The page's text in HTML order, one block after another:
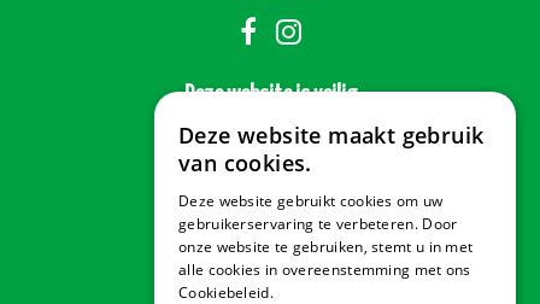
Deze website is veilig
Veilig betalen
Deze website maakt gebruik
van cookies.
Deze website gebruikt cookies om uw
gebruikerservaring te verbeteren. Door
onze website te gebruiken, stemt u in met
alle cookies in overeenstemming met ons
Cookiebeleid.